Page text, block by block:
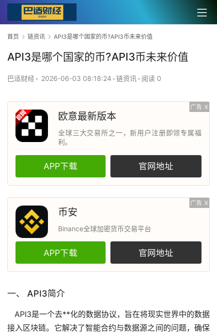
首页 链资讯 API3是哪个国家的币?API3币未来价值
API3是哪个国家的币?API3币未来价值
巴适财经• 2026-06-03 08:18:24 •链资讯 • 阅读 0
广告 X
欧意最新版本
全球三大交易所之一，新用户注册即领专属福
利。
APP下载 官网地址
广告 X
币安
Binance全球加密货币交易平台
APP下载 官网地址
一、 API3简介
API3是一个去**化的数据协议，旨在将现实世界中的数据
接入区块链。它解决了智能合约与数据源之间的问题，确保